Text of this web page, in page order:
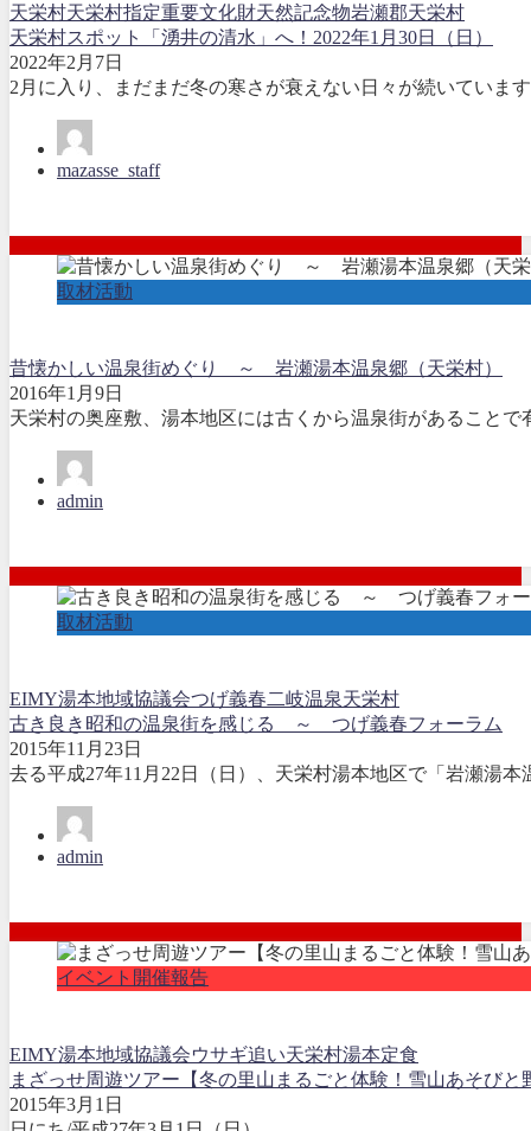
天栄村天栄村指定重要文化財天然記念物岩瀬郡天栄村
天栄村スポット「湧井の清水」へ！2022年1月30日（日）
2022年2月7日
2月に入り、まだまだ冬の寒さが衰えない日々が続いていま
mazasse_staff
取材活動
昔懐かしい温泉街めぐり ～ 岩瀬湯本温泉郷（天栄村）
2016年1月9日
天栄村の奥座敷、湯本地区には古くから温泉街があること
admin
取材活動
EIMY湯本地域協議会つげ義春二岐温泉天栄村
古き良き昭和の温泉街を感じる ～ つげ義春フォーラム
2015年11月23日
去る平成27年11月22日（日）、天栄村湯本地区で「岩瀬湯
admin
イベント開催報告
EIMY湯本地域協議会ウサギ追い天栄村湯本定食
まざっせ周遊ツアー【冬の里山まるごと体験！雪山あそび
2015年3月1日